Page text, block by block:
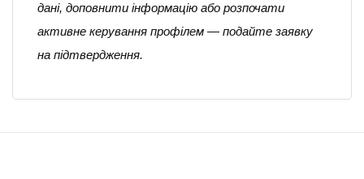
дані, доповнити інформацію або розпочати
активне керування профілем — подайте заявку
на підтвердження.